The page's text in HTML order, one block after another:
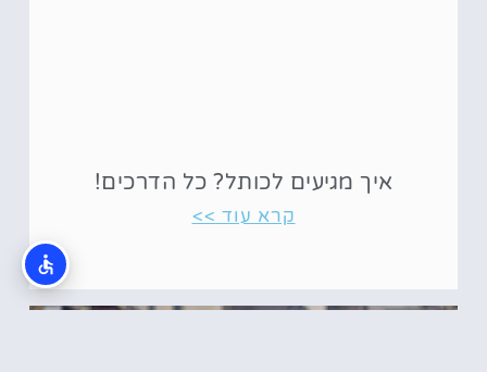
איך מגיעים לכותל? כל הדרכים!
קרא עוד >>